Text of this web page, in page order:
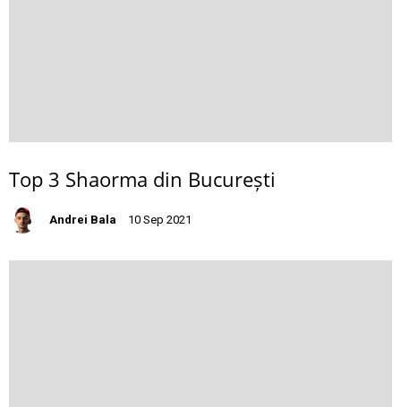
Top 3 Shaorma din București
Andrei Bala 10 Sep 2021